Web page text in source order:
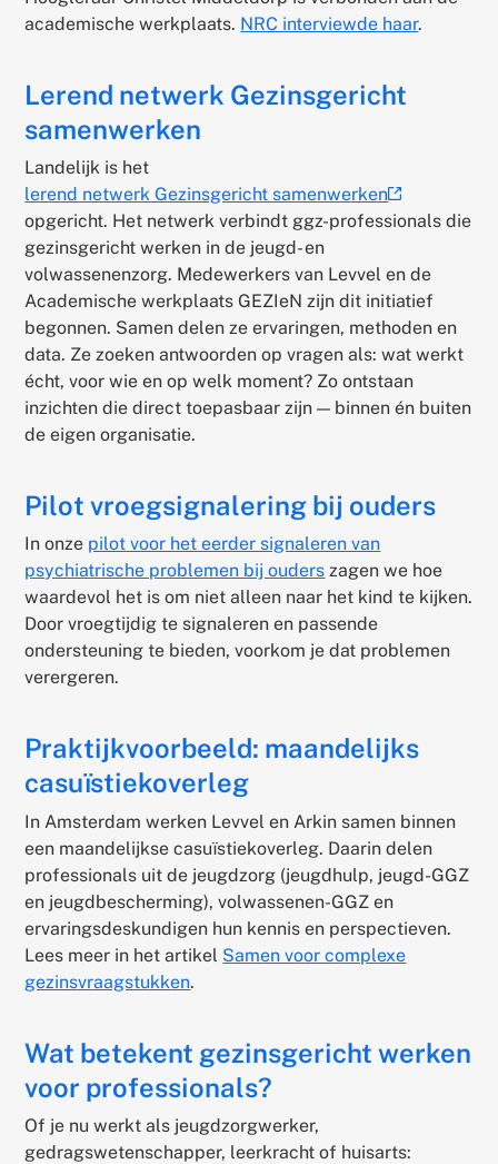
academische werkplaats. NRC interviewde haar.
Lerend netwerk Gezinsgericht
samenwerken
Landelijk is het
lerend netwerk Gezinsgericht samenwerken(externe
link)
opgericht. Het netwerk verbindt ggz-professionals die
gezinsgericht werken in de jeugd- en
volwassenenzorg. Medewerkers van Levvel en de
Academische werkplaats GEZIeN zijn dit initiatief
begonnen. Samen delen ze ervaringen, methoden en
data. Ze zoeken antwoorden op vragen als: wat werkt
écht, voor wie en op welk moment? Zo ontstaan
inzichten die direct toepasbaar zijn — binnen én buiten
de eigen organisatie.
Pilot vroegsignalering bij ouders
In onze pilot voor het eerder signaleren van
psychiatrische problemen bij ouders zagen we hoe
waardevol het is om niet alleen naar het kind te kijken.
Door vroegtijdig te signaleren en passende
ondersteuning te bieden, voorkom je dat problemen
verergeren.
Praktijkvoorbeeld: maandelijks
casuïstiekoverleg
In Amsterdam werken Levvel en Arkin samen binnen
een maandelijkse casuïstiekoverleg. Daarin delen
professionals uit de jeugdzorg (jeugdhulp, jeugd-GGZ
en jeugdbescherming), volwassenen-GGZ en
ervaringsdeskundigen hun kennis en perspectieven.
Lees meer in het artikel Samen voor complexe
gezinsvraagstukken.
Wat betekent gezinsgericht werken
voor professionals?
Of je nu werkt als jeugdzorgwerker,
gedragswetenschapper, leerkracht of huisarts: